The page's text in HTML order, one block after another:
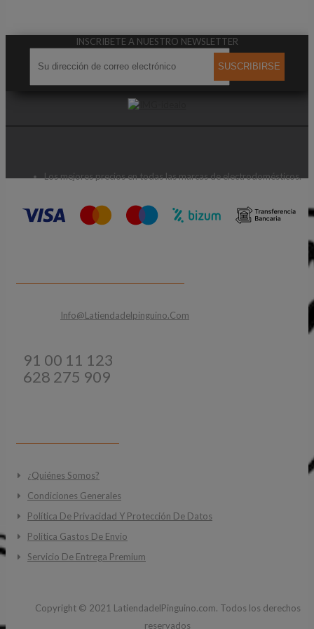
INSCRIBETE A NUESTRO NEWSLETTER
SUSCRIBIRSE
Los mejores precios en todas las marcas de electrodomésticos.
Info@latiendadelpinguino.com
91 00 11 123
628 275 909
¿Quiénes Somos?
Condiciones Generales
Política De Privacidad Y Protección De Datos
Politica Gastos De Envio
Servicio De Entrega Premium
Copyright © 2021 LatiendadelPinguino.com. Todos los derechos
reservados